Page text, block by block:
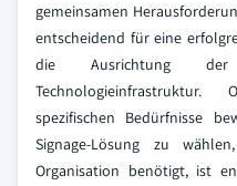
gemeinsamen
entscheidend für eine
die Ausrichtung
spezifischen Bedürfnisse
Signage-Lösung zu
Organisation benötigt, ist